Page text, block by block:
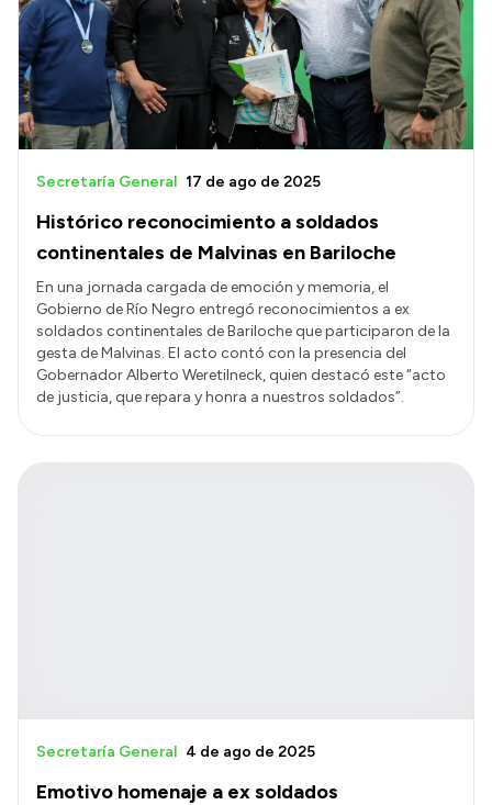
Histórico reconocimiento a soldados
continentales de Malvinas en Bariloche
Secretaría General 17 de ago de 2025
En una jornada cargada de emoción y memoria, el
Gobierno de Río Negro entregó reconocimientos a ex
soldados continentales de Bariloche que participaron de la
gesta de Malvinas. El acto contó con la presencia del
Gobernador Alberto Weretilneck, quien destacó este “acto
de justicia, que repara y honra a nuestros soldados”.
Emotivo homenaje a ex soldados
Secretaría General 4 de ago de 2025